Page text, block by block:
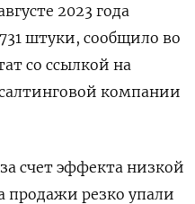
2023 года
штуки, сообщило во
со ссылкой на
компании
счет эффекта низкой
продажи резко упали